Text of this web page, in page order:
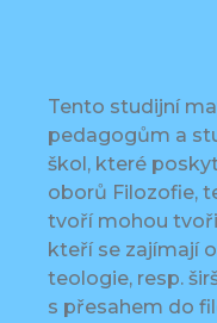
Tento studijní
pedagogům a
škol, které
oborů Filozofie,
tvoří mohou
kteří se zajímají
teologie, resp.
s přesahem do